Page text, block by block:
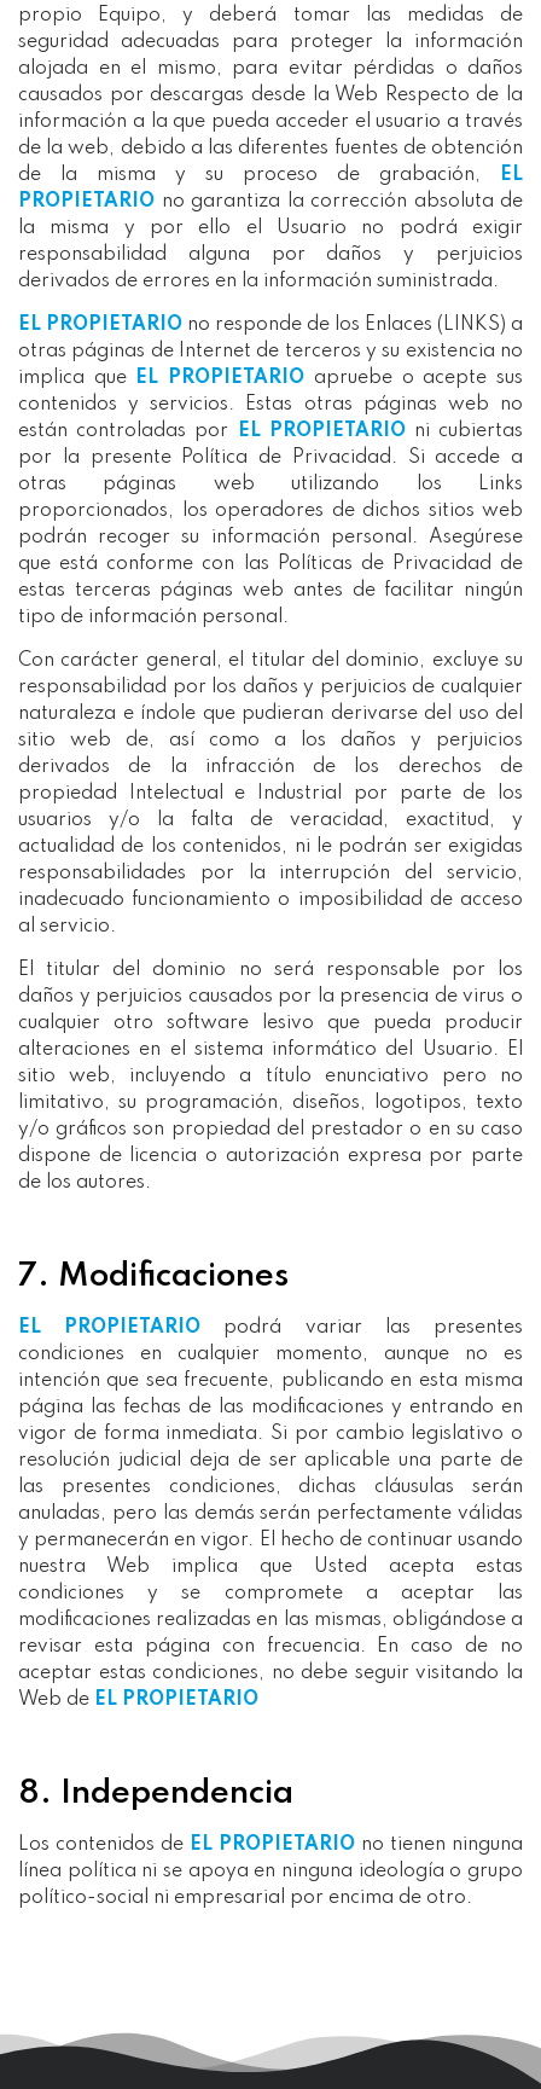
propio Equipo, y deberá tomar las medidas de
seguridad adecuadas para proteger la información
alojada en el mismo, para evitar pérdidas o daños
causados por descargas desde la Web Respecto de la
información a la que pueda acceder el usuario a través
de la web, debido a las diferentes fuentes de obtención
de la misma y su proceso de grabación,
EL
PROPIETARIO no garantiza la corrección absoluta de
la misma y por ello el Usuario no podrá exigir
responsabilidad alguna por daños y perjuicios
derivados de errores en la información suministrada.
EL PROPIETARIO no responde de los Enlaces (LINKS) a
otras páginas de Internet de terceros y su existencia no
implica que EL PROPIETARIO apruebe o acepte sus
contenidos y servicios. Estas otras páginas web no
están controladas por
EL PROPIETARIOni cubiertas
por la presente Política de Privacidad. Si accede a
otras páginas web utilizando los Links
proporcionados, los operadores de dichos sitios web
podrán recoger su información personal. Asegúrese
que está conforme con las Políticas de Privacidad de
estas terceras páginas web antes de facilitar ningún
tipo de información personal.
Con carácter general, el titular del dominio, excluye su
responsabilidad por los daños y perjuicios de cualquier
naturaleza e índole que pudieran derivarse del uso del
sitio web de, así como a los daños y perjuicios
derivados de la infracción de los derechos de
propiedad Intelectual e Industrial por parte de los
usuarios y/o la falta de veracidad, exactitud, y
actualidad de los contenidos, ni le podrán ser exigidas
responsabilidades por la interrupción del servicio,
inadecuado funcionamiento o imposibilidad de acceso
al servicio.
El titular del dominio no será responsable por los
daños y perjuicios causados por la presencia de virus o
cualquier otro software lesivo que pueda producir
alteraciones en el sistema informático del Usuario. El
sitio web, incluyendo a título enunciativo pero no
limitativo, su programación, diseños, logotipos, texto
y/o gráficos son propiedad del prestador o en su caso
dispone de licencia o autorización expresa por parte
de los autores.
7. Modificaciones
EL PROPIETARIO podrá variar las presentes
condiciones en cualquier momento, aunque no es
intención que sea frecuente, publicando en esta misma
página las fechas de las modificaciones y entrando en
vigor de forma inmediata. Si por cambio legislativo o
resolución judicial deja de ser aplicable una parte de
las presentes condiciones, dichas cláusulas serán
anuladas, pero las demás serán perfectamente válidas
y permanecerán en vigor. El hecho de continuar usando
nuestra Web implica que Usted acepta estas
condiciones y se compromete a aceptar las
modificaciones realizadas en las mismas, obligándose a
revisar esta página con frecuencia. En caso de no
aceptar estas condiciones, no debe seguir visitando la
Web de EL PROPIETARIO
8. Independencia
Los contenidos de EL PROPIETARIO no tienen ninguna
línea política ni se apoya en ninguna ideología o grupo
político-social ni empresarial por encima de otro.